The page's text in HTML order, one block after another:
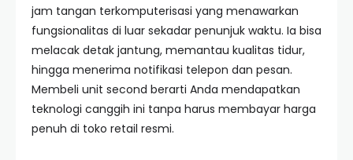
jam tangan terkomputerisasi yang menawarkan
fungsionalitas di luar sekadar penunjuk waktu. Ia bisa
melacak detak jantung, memantau kualitas tidur,
hingga menerima notifikasi telepon dan pesan.
Membeli unit second berarti Anda mendapatkan
teknologi canggih ini tanpa harus membayar harga
penuh di toko retail resmi.